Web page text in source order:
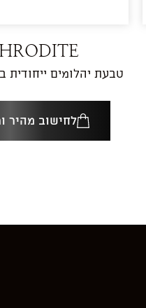
טבעת יהלומים ייחודית
לחישוב מהיר